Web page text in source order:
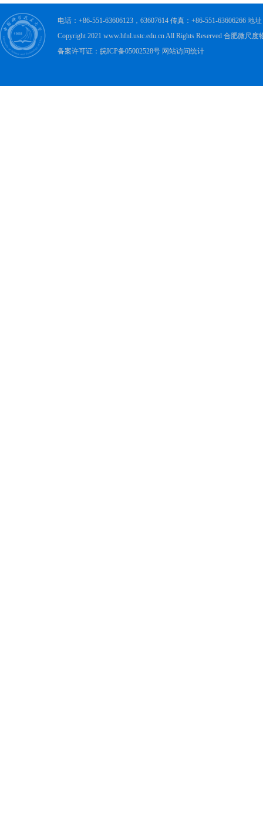
电话：+86-551-63606123，63607614 传真：+86-551-63606266 地
Copyright 2021 www.hfnl.ustc.edu.cn All Rights Reserved 合肥微尺
备案许可证：皖ICP备05002528号 网站访问统计